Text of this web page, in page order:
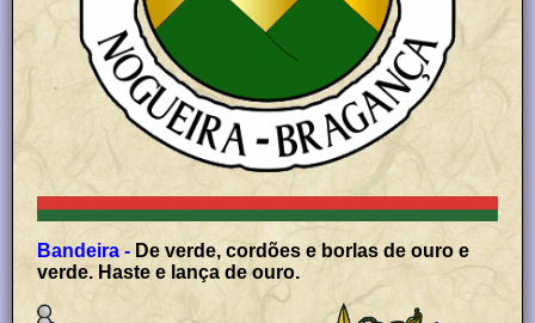
Bandeira - De verde, cordões e borlas de ouro e
verde. Haste e lança de ouro.